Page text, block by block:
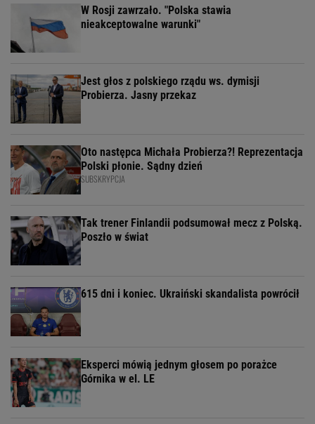
W Rosji zawrzało. "Polska stawia
nieakceptowalne warunki"
Jest głos z polskiego rządu ws. dymisji
Probierza. Jasny przekaz
Oto następca Michała Probierza?! Reprezentacja
Polski płonie. Sądny dzień
SUBSKRYPCJA
Tak trener Finlandii podsumował mecz z Polską.
Poszło w świat
615 dni i koniec. Ukraiński skandalista powrócił
Eksperci mówią jednym głosem po porażce
Górnika w el. LE